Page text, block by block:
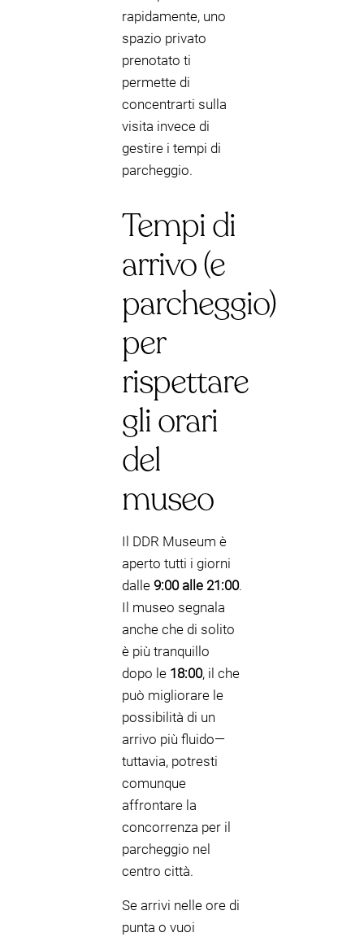
rapidamente, uno
spazio privato
prenotato ti
permette di
concentrarti sulla
visita invece di
gestire i tempi di
parcheggio.
Tempi di
arrivo (e
parcheggio)
per
rispettare
gli orari
del
museo
Il DDR Museum è
aperto tutti i giorni
dalle 9:00 alle 21:00.
Il museo segnala
anche che di solito
è più tranquillo
dopo le 18:00, il che
può migliorare le
possibilità di un
arrivo più fluido—
tuttavia, potresti
comunque
affrontare la
concorrenza per il
parcheggio nel
centro città.
Se arrivi nelle ore di
punta o vuoi